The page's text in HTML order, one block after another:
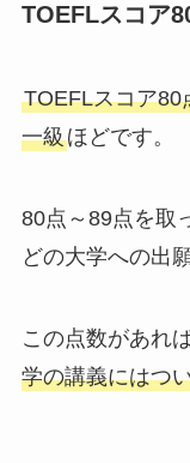
TOEFLスコア
TOEFLスコア80
一級ほどです。
80点～89点を取
どの大学への出
この点数があれ
学の講義にはつ